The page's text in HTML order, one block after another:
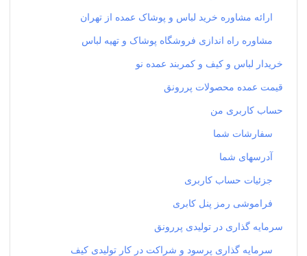
ارائه مشاوره خرید لباس و پوشاک عمده از تهران
مشاوره راه اندازی فروشگاه پوشاک و تهیه لباس
خریدار لباس و کیف و کمربند عمده نو
قیمت عمده محصولات پررونق
حساب کاربری من
سفارشات شما
آدرسهای شما
جزئیات حساب کاربری
فراموشی رمز پنل کابری
سرمایه گذاری در تولیدی پررونق
سرمایه گذاری پرسود و شراکت در کار تولیدی کیف